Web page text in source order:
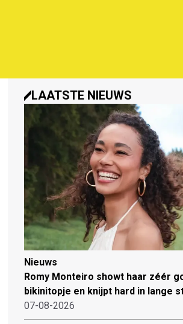
LAATSTE NIEUWS
Nieuws
Romy Monteiro showt haar zéér
bikinitopje en knijpt hard in lange
07-08-2026